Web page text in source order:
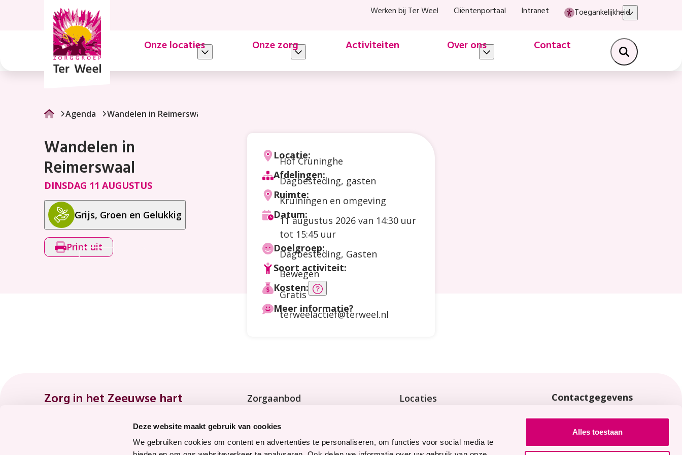
Deze website maakt gebruik van cookies
We gebruiken cookies om content en advertenties te personaliseren, om functies voor social media te
Alles toestaan
Werken bij Ter Weel Cliëntenportaal Intranet Toegankelijkheid
Onze locaties Onze zorg Activiteiten Over ons Contact
Wandelen
Reimerswaal
Agenda Wandelen in Reimerswaal
Wandelen in
Reimerswaal
DINSDAG 11 AUGUSTUS
Grijs, Groen en Gelukkig
Print uit
Locatie:
Hof Cruninghe
Afdelingen:
Dagbesteding, gasten
Ruimte:
Kruiningen en omgeving
Datum:
11 augustus 2026 van 14:30 uur
tot 15:45 uur
Doelgroep:
Dagbesteding, Gasten
Soort activiteit:
Bewegen
Kosten:
Meer
informatie
over
Gratis
Meer informatie?
terweelactief@terweel.nl
Zorg in het Zeeuwse hart
8.7
Zorgaanbod
Tijdelijke zorg
Locaties Contactgegevens
4462 AV Goes